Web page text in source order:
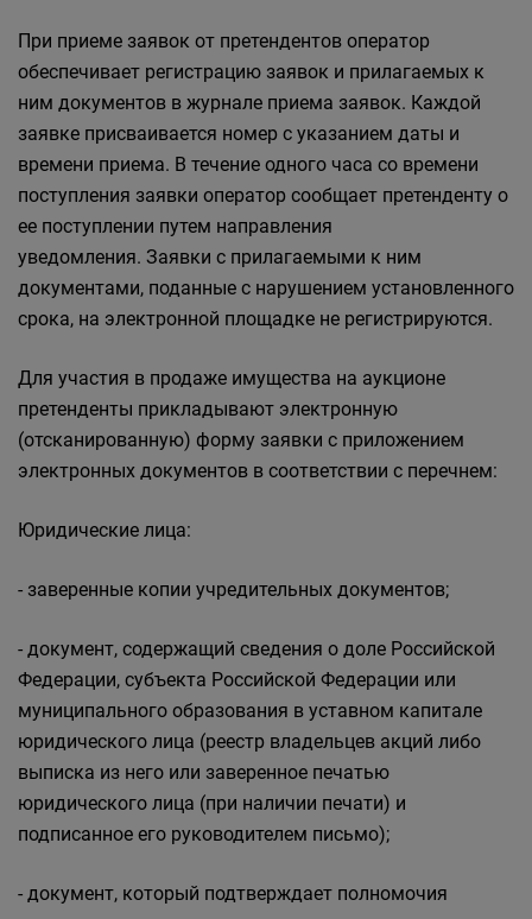
При приеме заявок от претендентов оператор
обеспечивает регистрацию заявок и прилагаемых к
ним документов в журнале приема заявок. Каждой
заявке присваивается номер с указанием даты и
времени приема. В течение одного часа со времени
поступления заявки оператор сообщает претенденту о
ее поступлении путем направления
уведомления. Заявки с прилагаемыми к ним
документами, поданные с нарушением установленного
срока, на электронной площадке не регистрируются.
Для участия в продаже имущества на аукционе
претенденты прикладывают электронную
(отсканированную) форму заявки с приложением
электронных документов в соответствии с перечнем:
Юридические лица:
- заверенные копии учредительных документов;
- документ, содержащий сведения о доле Российской
Федерации, субъекта Российской Федерации или
муниципального образования в уставном капитале
юридического лица (реестр владельцев акций либо
выписка из него или заверенное печатью
юридического лица (при наличии печати) и
подписанное его руководителем письмо);
- документ, который подтверждает полномочия